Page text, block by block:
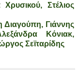
Στέλιος
Διαγούπη, Γιάννης
Κόνιακ,
Σεϊταρίδης